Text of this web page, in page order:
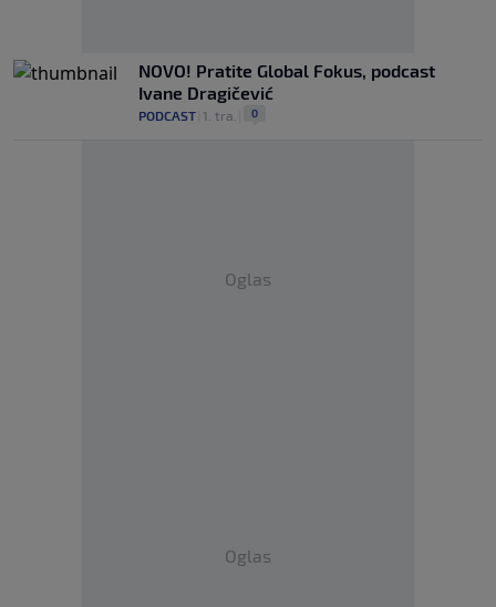
NOVO! Pratite Global Fokus, podcast
Ivane Dragičević
PODCAST 1. tra. 0
Oglas
Oglas